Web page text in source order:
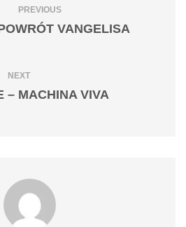
PREVIOUS
VANGELISA
NEXT
– MACHINA VIVA